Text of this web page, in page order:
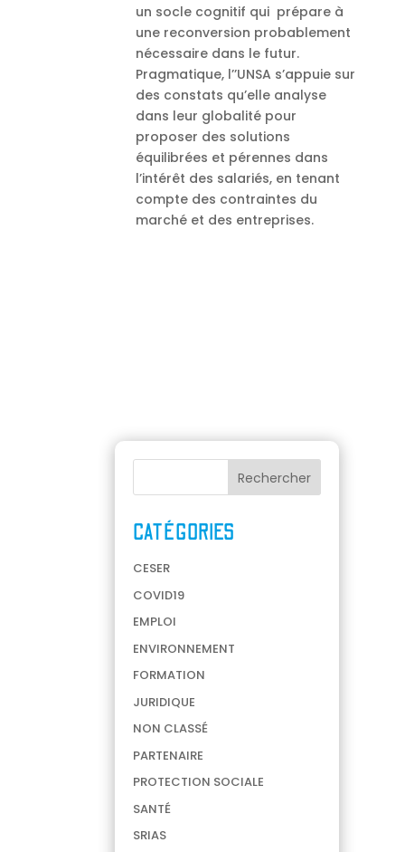
un socle cognitif qui prépare à
une reconversion probablement
nécessaire dans le futur.
Pragmatique, l’’UNSA s’appuie sur
des constats qu’elle analyse
dans leur globalité pour
proposer des solutions
équilibrées et pérennes dans
l’intérêt des salariés, en tenant
compte des contraintes du
marché et des entreprises.
CATÉGORIES
CESER
COVID19
EMPLOI
ENVIRONNEMENT
FORMATION
JURIDIQUE
NON CLASSÉ
PARTENAIRE
PROTECTION SOCIALE
SANTÉ
SRIAS